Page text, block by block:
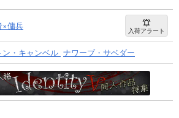
×傭兵 入荷アラート
ン・キャンベル ナワーブ・サベダー